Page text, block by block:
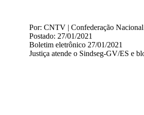
Por: CNTV | Confederação
Postado: 27/01/2021
Boletim eletrônico 27/01/2021
Justiça atende o Sindseg-GV/ES e